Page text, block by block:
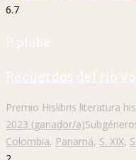
6.7
P. plebe
Recuerdos del río
Premio Hislibris literatura
2023 (ganador/a)
Colombia, Panamá, S. XIX,